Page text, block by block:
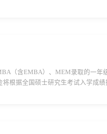
（含EMBA）、MEM录取的一年
根据全国硕士研究生考试入学成绩